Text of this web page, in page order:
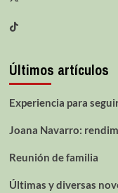
Últimos artículos
Experiencia para
Joana Navarro:
Reunión de familia
Últimas y diversas